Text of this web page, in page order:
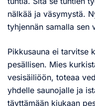
nälkää ja väsymystä.
tyhjennän samalla sen
Pikkusauna ei tarvitse
pesällisen. Mies
vesisäiliöön, toteaa
yhdelle saunojalle ja
täyttämään kiukaan